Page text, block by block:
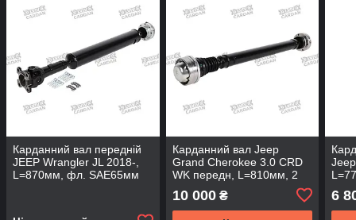
Карданний вал передній
JEEP Wrangler JL 2018-,
L=870мм, фл. SAE65мм
Карданний вал Jeep
Grand Cherokee 3.0 CRD
WK передн, L=810мм, 2
DSJP-F21-PL(DSP)
10 000₴ 6